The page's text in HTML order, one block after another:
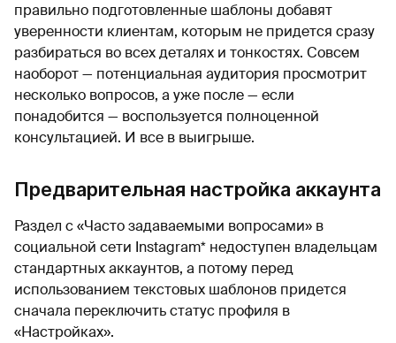
правильно подготовленные шаблоны добавят
уверенности клиентам, которым не придется сразу
разбираться во всех деталях и тонкостях. Совсем
наоборот — потенциальная аудитория просмотрит
несколько вопросов, а уже после — если
понадобится — воспользуется полноценной
консультацией. И все в выигрыше.
Предварительная настройка аккаунта
Раздел с «Часто задаваемыми вопросами» в
социальной сети Instagram* недоступен владельцам
стандартных аккаунтов, а потому перед
использованием текстовых шаблонов придется
сначала переключить статус профиля в
«Настройках».